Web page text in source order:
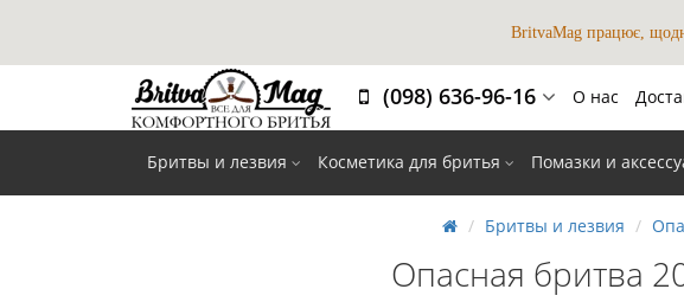
BritvaMag працює,
(098) 636-96-16 О нас
Бритвы и лезвия Косметика для бритья Помазки и
Бритвы и лезвия
Опасная бритва